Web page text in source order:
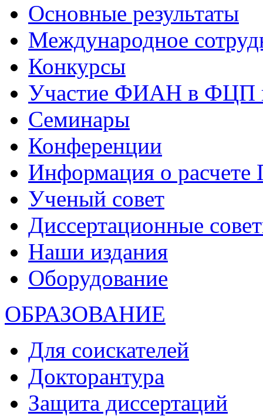
Основные результаты
Международное
Конкурсы
Участие ФИАН в ФЦП
Семинары
Конференции
Информация о
Ученый совет
Диссертационные
Наши издания
Оборудование
ОБРАЗОВАНИЕ
Для соискателей
Докторантура
Защита диссертаций